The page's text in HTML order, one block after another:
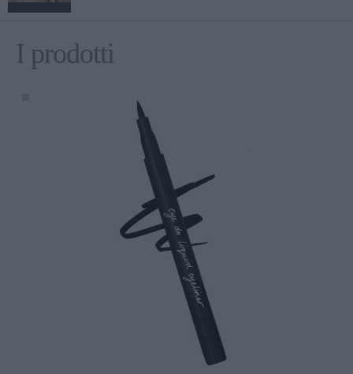
I prodotti